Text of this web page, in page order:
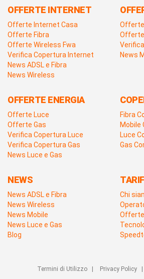
OFFERTE INTERNET
Offerte Internet Casa
Offerte Fibra
Offerte Wireless Fwa
Verifica Copertura Internet
News ADSL e Fibra
News Wireless
News
OFFERTE ENERGIA
Offerte Luce
Offerte Gas
Verifica Copertura Luce
Verifica Copertura Gas
News Luce e Gas
Fibra
Mobile
Luce
Gas
NEWS
News ADSL e Fibra
News Wireless
News Mobile
News Luce e Gas
Blog
Chi
Termini di Utilizzo| Privacy Policy|